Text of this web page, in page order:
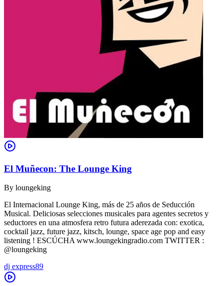
El Muñecon: The Lounge King
By loungeking
El Internacional Lounge King, más de 25 años de Seducción
Musical. Deliciosas selecciones musicales para agentes secretos y
seductores en una atmosfera retro futura aderezada con: exotica,
cocktail jazz, future jazz, kitsch, lounge, space age pop and easy
listening ! ESCÚCHA www.loungekingradio.com TWITTER :
@loungeking
dj express89